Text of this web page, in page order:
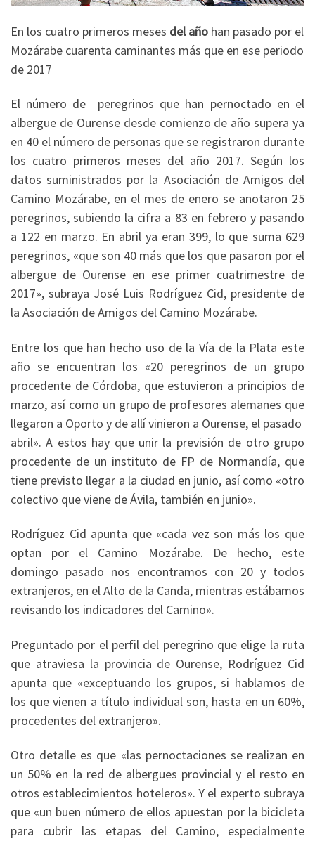
En los cuatro primeros meses del año han pasado por el
Mozárabe cuarenta caminantes más que en ese periodo
de 2017
El número de peregrinos que han pernoctado en el
albergue de Ourense desde comienzo de año supera ya
en 40 el número de personas que se registraron durante
los cuatro primeros meses del año 2017. Según los
datos suministrados por la Asociación de Amigos del
Camino Mozárabe, en el mes de enero se anotaron 25
peregrinos, subiendo la cifra a 83 en febrero y pasando
a 122 en marzo. En abril ya eran 399, lo que suma 629
peregrinos, «que son 40 más que los que pasaron por el
albergue de Ourense en ese primer cuatrimestre de
2017», subraya José Luis Rodríguez Cid, presidente de
la Asociación de Amigos del Camino Mozárabe.
Entre los que han hecho uso de la Vía de la Plata este
año se encuentran los «20 peregrinos de un grupo
procedente de Córdoba, que estuvieron a principios de
marzo, así como un grupo de profesores alemanes que
llegaron a Oporto y de allí vinieron a Ourense, el pasado
abril». A estos hay que unir la previsión de otro grupo
procedente de un instituto de FP de Normandía, que
tiene previsto llegar a la ciudad en junio, así como «otro
colectivo que viene de Ávila, también en junio».
Rodríguez Cid apunta que «cada vez son más los que
optan por el Camino Mozárabe. De hecho, este
domingo pasado nos encontramos con 20 y todos
extranjeros, en el Alto de la Canda, mientras estábamos
revisando los indicadores del Camino».
Preguntado por el perfil del peregrino que elige la ruta
que atraviesa la provincia de Ourense, Rodríguez Cid
apunta que «exceptuando los grupos, si hablamos de
los que vienen a título individual son, hasta en un 60%,
procedentes del extranjero».
Otro detalle es que «las pernoctaciones se realizan en
un 50% en la red de albergues provincial y el resto en
otros establecimientos hoteleros». Y el experto subraya
que «un buen número de ellos apuestan por la bicicleta
para cubrir las etapas del Camino, especialmente